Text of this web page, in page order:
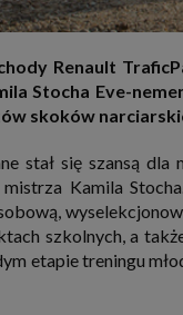
Cię to
zgody
celów.
Renault
Stocha Eve-
skoków
stał się szansą
Kamila
szkolnych, a
etapie treningu